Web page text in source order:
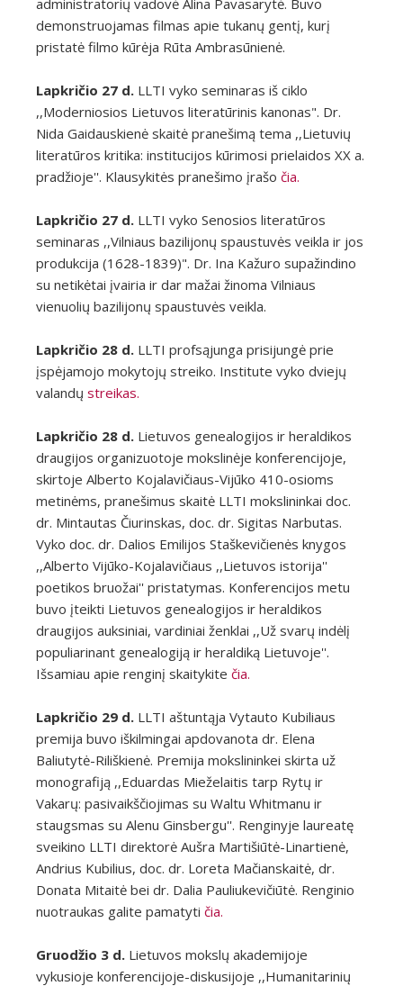
administratorių vadovė Alina Pavasarytė. Buvo
demonstruojamas filmas apie tukanų gentį, kurį
pristatė filmo kūrėja Rūta Ambrasūnienė.
Lapkričio 27 d. LLTI vyko seminaras iš ciklo
,,Moderniosios Lietuvos literatūrinis kanonas". Dr.
Nida Gaidauskienė skaitė pranešimą tema ,,Lietuvių
literatūros kritika: institucijos kūrimosi prielaidos XX a.
pradžioje''. Klausykitės pranešimo įrašo čia.
Lapkričio 27 d. LLTI vyko Senosios literatūros
seminaras ,,Vilniaus bazilijonų spaustuvės veikla ir jos
produkcija (1628-1839)". Dr. Ina Kažuro supažindino
su netikėtai įvairia ir dar mažai žinoma Vilniaus
vienuolių bazilijonų spaustuvės veikla.
Lapkričio 28 d. LLTI profsąjunga prisijungė prie
įspėjamojo mokytojų streiko. Institute vyko dviejų
valandų streikas.
Lapkričio 28 d. Lietuvos genealogijos ir heraldikos
draugijos organizuotoje mokslinėje konferencijoje,
skirtoje Alberto Kojalavičiaus-Vijūko 410-osioms
metinėms, pranešimus skaitė LLTI mokslininkai doc.
dr. Mintautas Čiurinskas, doc. dr. Sigitas Narbutas.
Vyko doc. dr. Dalios Emilijos Staškevičienės knygos
,,Alberto Vijūko-Kojalavičiaus ,,Lietuvos istorija''
poetikos bruožai'' pristatymas. Konferencijos metu
buvo įteikti Lietuvos genealogijos ir heraldikos
draugijos auksiniai, vardiniai ženklai ,,Už svarų indėlį
populiarinant genealogiją ir heraldiką Lietuvoje''.
Išsamiau apie renginį skaitykite čia.
Lapkričio 29 d. LLTI aštuntąja Vytauto Kubiliaus
premija buvo iškilmingai apdovanota dr. Elena
Baliutytė-Riliškienė. Premija mokslininkei skirta už
monografiją ,,Eduardas Mieželaitis tarp Rytų ir
Vakarų: pasivaikščiojimas su Waltu Whitmanu ir
staugsmas su Alenu Ginsbergu''. Renginyje laureatę
sveikino LLTI direktorė Aušra Martišiūtė-Linartienė,
Andrius Kubilius, doc. dr. Loreta Mačianskaitė, dr.
Donata Mitaitė bei dr. Dalia Pauliukevičiūtė. Renginio
nuotraukas galite pamatyti čia.
Gruodžio 3 d. Lietuvos mokslų akademijoje
vykusioje konferencijoje-diskusijoje ,,Humanitarinių